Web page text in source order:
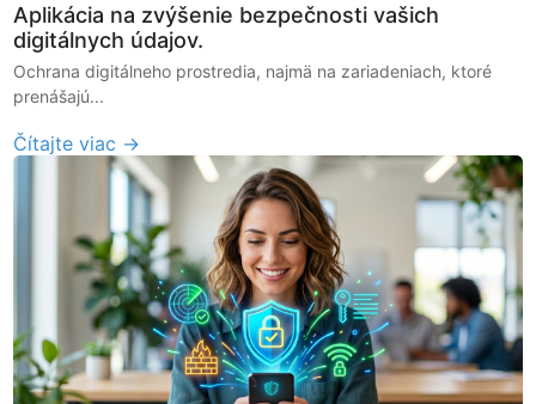
Aplikácia na zvýšenie bezpečnosti vašich
digitálnych údajov.
Ochrana digitálneho prostredia, najmä na zariadeniach, ktoré
prenášajú...
Čítajte viac →